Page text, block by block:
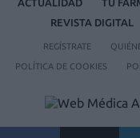
ACTUALIDAD TU
REVISTA DIGITAL
REGÍSTRATE
POLÍTICA DE COOKIES